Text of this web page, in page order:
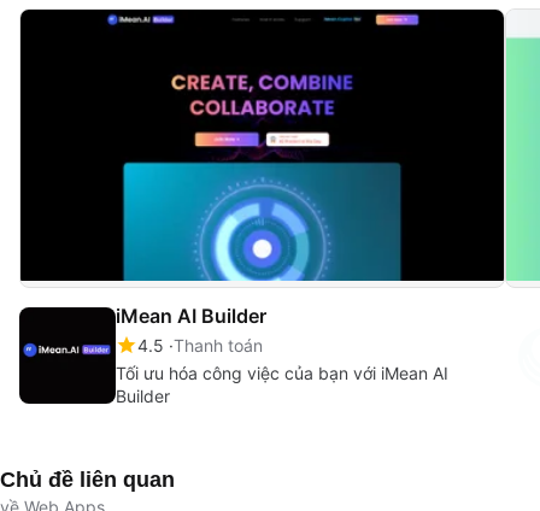
iMean AI Builder
4.5 Thanh toán
Tối ưu hóa công việc của bạn với iMean AI
Builder
Chủ đề liên quan